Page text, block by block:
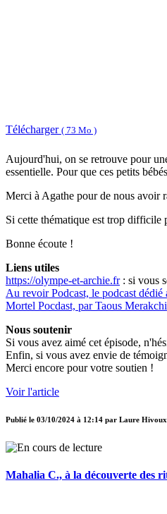
Télécharger ( 73 Mo )
Aujourd'hui, on se retrouve pour
essentielle. Pour que ces petits
Merci à Agathe pour de nous avoir
Si cette thématique est trop difficile
Bonne écoute !
Liens utiles
https://olympe-et-archie.fr: si vous
Au revoir Podcast, le podcast dédié
Mortel Pocdast, par Taous Merakchi
Nous soutenir
Si vous avez aimé cet épisode,
Enfin, si vous avez envie de
Merci encore pour votre soutien !
Voir l'article
Publié le 03/10/2024 à 12:14 par Laure
Mahalia C., à la découverte des